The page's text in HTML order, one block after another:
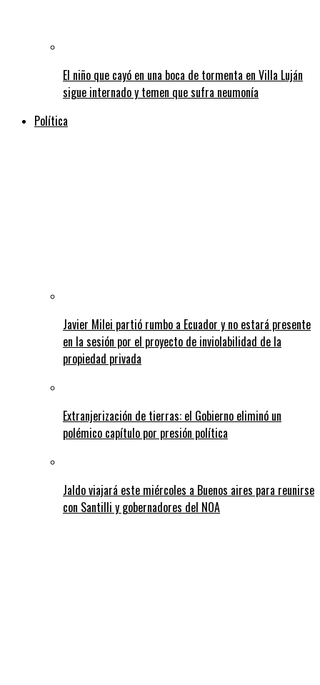
El niño que cayó en una boca de tormenta en Villa Luján
sigue internado y temen que sufra neumonía
Política
Javier Milei partió rumbo a Ecuador y no estará presente
en la sesión por el proyecto de inviolabilidad de la
propiedad privada
Extranjerización de tierras: el Gobierno eliminó un
polémico capítulo por presión política
Jaldo viajará este miércoles a Buenos aires para reunirse
con Santilli y gobernadores del NOA